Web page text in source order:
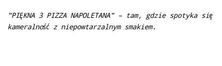
"PIĘKNA 3 PIZZA NAPOLETANA" – tam, gdzie spotyka się
kameralność z niepowtarzalnym smakiem.